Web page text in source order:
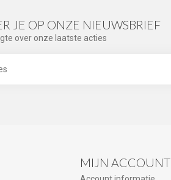
JE OP ONZE NIEUWSBRIEF
over onze laatste acties
MIJN ACCOUNT